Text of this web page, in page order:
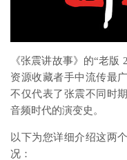
《张震讲故事》的“老版
资源收藏者手中流传最
不仅代表了张震不同时
音频时代的演变史。
以下为您详细介绍这两
况：